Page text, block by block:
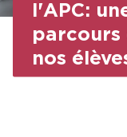
l'APC:
parcours
nos